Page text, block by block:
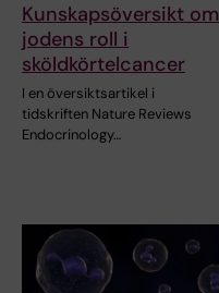
Kunskapsöversikt om
jodens roll i
sköldkörtelcancer
I en översiktsartikel i
tidskriften Nature Reviews
Endocrinology…